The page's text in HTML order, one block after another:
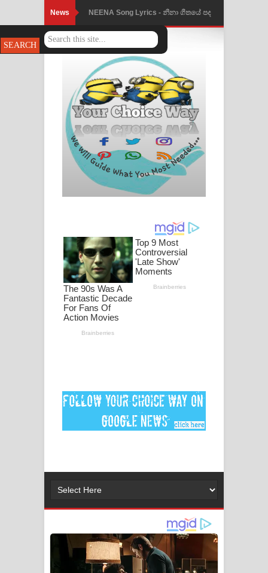
News Ahimi Wimai Himi Song Lyrics - අහිමි
විමයි හිමි ගීතයේ පද පෙළ
Mathaka Parana Song Lyrics - මතක
පාරනා ගීතයේ පද පෙළ
Nimnadhen Song Lyrics - නිම්නාදෙන්
ගීතයේ පද පෙළ
Obamai Mage Adare Song Lyrics -
ඔබමයි මගේ ආදරේ ගීතයේ පද පෙළ
ගීතයේ පද පෙළ
Ankeliya Song Lyrics - අංකෙළිය ගීතයේ
පද පෙළ
DEAR GOD Song Lyrics - ඩියර් ගෝඩ්
මනමාල කතා ගීතයේ පද පෙළ
Dai Dai Lyrics - Shakira, Burna Boy |
අම්මා ගීතයේ පද පෙළ
ගීතයේ පද පෙළ
Niwuna Numba Hinda Song Lyrics -